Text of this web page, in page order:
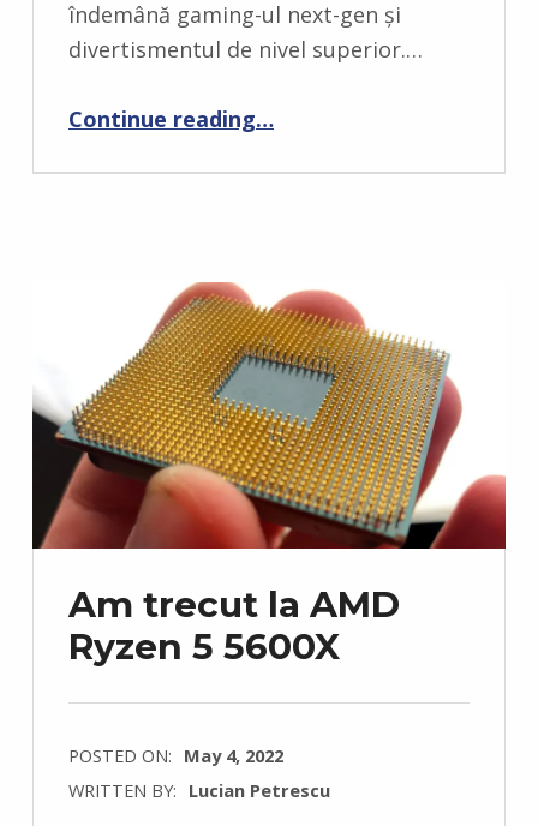
îndemână gaming-ul next-gen și
divertismentul de nivel superior.…
Continue reading“Acer Nitro Blaze 7 – un nou handheld”
…
Am trecut la AMD
Ryzen 5 5600X
POSTED ON: May 4, 2022
WRITTEN BY: Lucian Petrescu